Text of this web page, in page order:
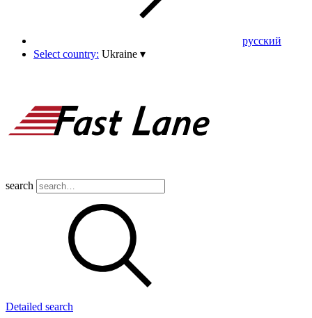
pусский
Select country: Ukraine ▾
search
Detailed search